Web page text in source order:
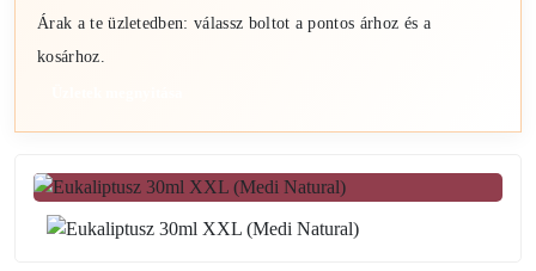
Árak a te üzletedben: válassz boltot a pontos árhoz és a
kosárhoz.